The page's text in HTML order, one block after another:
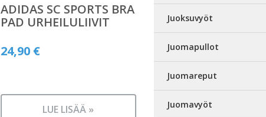
ADIDAS SC SPORTS BRA
PAD URHEILULIIVIT
24,90 €
LUE LISÄÄ »
Juoksuvyöt
Juomapullot
Juomareput
Juomavyöt